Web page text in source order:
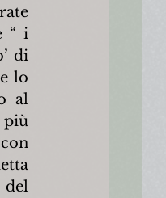
“ i
di
lo
al
più
del